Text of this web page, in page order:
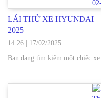
LÁI THỬ XE HYUNDAI –
2025
14:26
17/02/2025
Bạn đang tìm kiếm một chiếc